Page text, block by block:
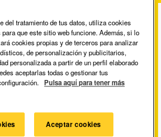
clave
del tratamiento de tus datos, utiliza cookies
que este sitio web funcione. Además, si lo
cookies propias y de terceros para analizar
de personalización y publicitarios,
personalizada a partir de un perfil elaborado
aceptarlas todas o gestionar tus
Pulsa aquí para tener más
Aceptar cookies